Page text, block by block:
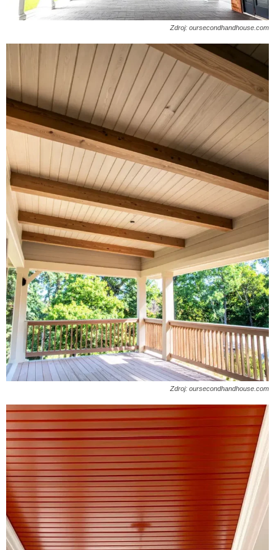
Zdroj: oursecondhandhouse.com
Zdroj: oursecondhandhouse.com